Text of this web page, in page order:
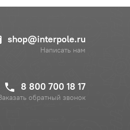
shop@interpole.ru
Написать нам
8 800 700 18 17
обратный звонок